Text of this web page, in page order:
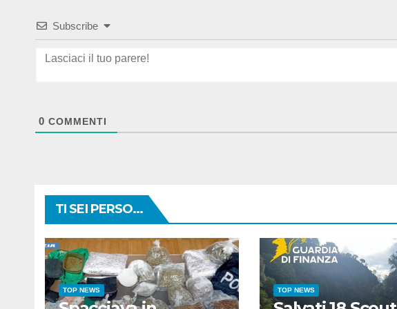
Subscribe
0 COMMENTI
TI SEI PERSO...
TOP NEWS TOP NEWS